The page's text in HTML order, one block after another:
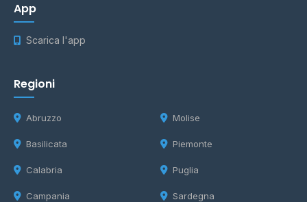
App
Scarica l'app
Regioni
Abruzzo
Basilicata
Calabria
Campania
Molise
Piemonte
Puglia
Sardegna